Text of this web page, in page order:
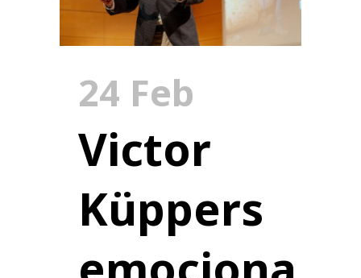
24 Feb
Victor
Küppers